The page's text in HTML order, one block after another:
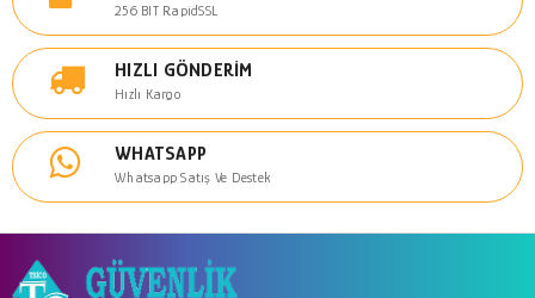
256 BIT RapidSSL
HIZLI GÖNDERIM
Hızlı Kargo
WHATSAPP
Whatsapp Satış Ve Destek